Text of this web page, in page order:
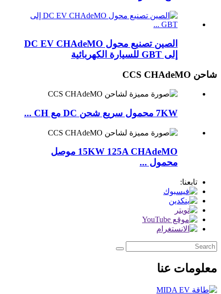
الصين تصنيع محول DC EV CHAdeMO
إلى GBT للسيارة الكهربائية
شاحن CCS CHAdeMO
7KW محمول سريع شحن DC مع CH ...
15KW 125A CHAdeMO موصل
محمول ...
تابعنا:
معلومات عنا